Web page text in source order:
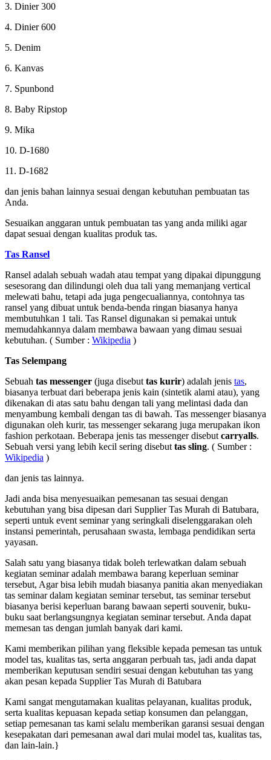
3. Dinier 300
4. Dinier 600
5. Denim
6. Kanvas
7. Spunbond
8. Baby Ripstop
9. Mika
10. D-1680
11. D-1682
dan jenis bahan lainnya sesuai dengan kebutuhan pembuatan tas
Anda.
Sesuaikan anggaran untuk pembuatan tas yang anda miliki agar
dapat sesuai dengan kualitas produk tas.
Tas Ransel
Ransel adalah sebuah wadah atau tempat yang dipakai dipunggung
sesesorang dan dilindungi oleh dua tali yang memanjang vertical
melewati bahu, tetapi ada juga pengecualiannya, contohnya tas
ransel yang dibuat untuk benda-benda ringan biasanya hanya
membutuhkan 1 tali. Tas Ransel digunakan si pemakai untuk
memudahkannya dalam membawa bawaan yang dimau sesuai
kebutuhan. ( Sumber : Wikipedia )
Tas Selempang
Sebuah tas messenger (juga disebut tas kurir) adalah jenis tas,
biasanya terbuat dari beberapa jenis kain (sintetik alami atau), yang
dikenakan di atas satu bahu dengan tali yang melintasi dada dan
menyambung kembali dengan tas di bawah. Tas messenger biasanya
digunakan oleh kurir, tas messenger sekarang juga merupakan ikon
fashion perkotaan. Beberapa jenis tas messenger disebut carryalls.
Sebuah versi yang lebih kecil sering disebut tas sling. ( Sumber :
Wikipedia )
dan jenis tas lainnya.
Jadi anda bisa menyesuaikan pemesanan tas sesuai dengan
kebutuhan yang bisa dipesan dari Supplier Tas Murah di Batubara,
seperti untuk event seminar yang seringkali diselenggarakan oleh
instansi pemerintah, perusahaan swasta, lembaga pendidikan serta
yayasan.
Salah satu yang biasanya tidak boleh terlewatkan dalam sebuah
kegiatan seminar adalah membawa barang keperluan seminar
tersebut, Agar bisa lebih mudah biasanya panitia akan menyediakan
tas seminar dalam kegiatan seminar tersebut, tas seminar tersebut
biasanya berisi keperluan barang bawaan seperti souvenir, buku-
buku saat berlangsungnya kegiatan seminar tersebut. Anda dapat
memesan tas dengan jumlah banyak dari kami.
Kami memberikan pilihan yang fleksible kepada pemesan tas untuk
model tas, kualitas tas, serta anggaran perbuah tas, jadi anda dapat
memberikan keputusan sendiri sesuai dengan kebutuhan tas yang
akan pesan kepada Supplier Tas Murah di Batubara
Kami sangat mengutamakan kualitas pelayanan, kualitas produk,
serta kualitas kepuasan kepada setiap konsumen dan pelanggan,
setiap pemesanan tas kami selalu memberikan garansi sesuai dengan
kesepakatan dari pemesanan awal dari mulai model tas, kualitas tas,
dan lain-lain.}